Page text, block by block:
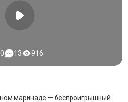
13 916
маринаде — беспроигрышный